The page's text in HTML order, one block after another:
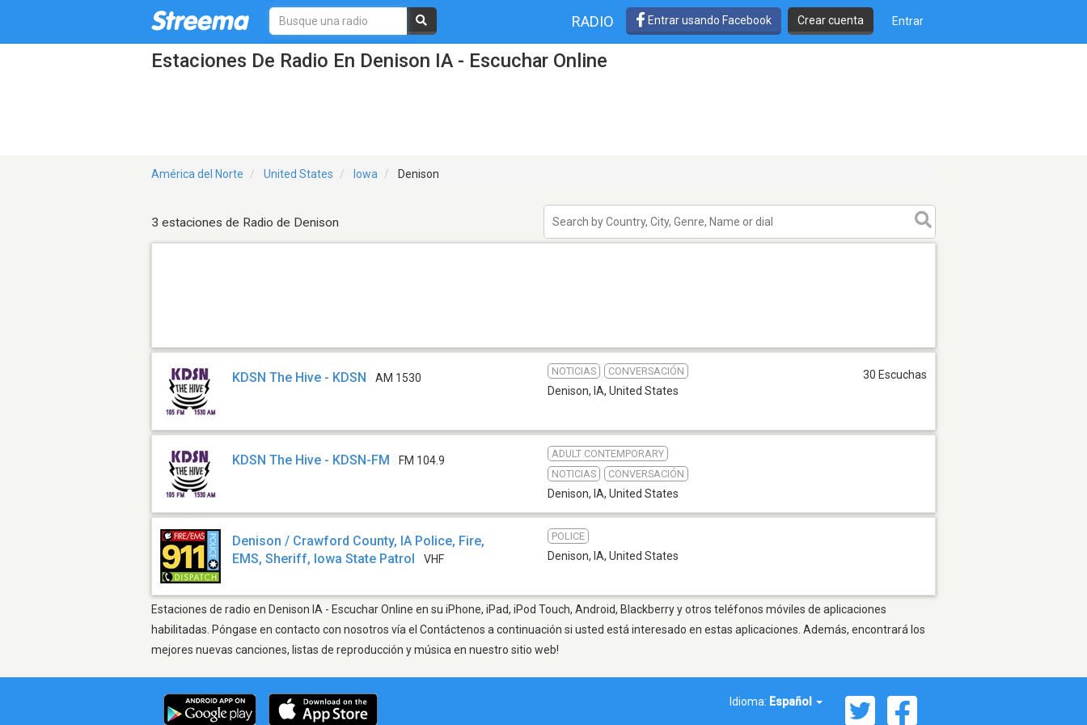
RADIO Entrar usando Facebook Crear cuenta Entrar
Estaciones De Radio En Denison IA - Escuchar Online
América del Norte United States Iowa Denison
3 estaciones de Radio de Denison
KDSN The Hive - KDSN AM 1530
NOTICIAS CONVERSACIÓN
Denison, IA, United States
30 Escuchas
KDSN The Hive - KDSN-FM FM 104.9
ADULT CONTEMPORARY
NOTICIAS
CONVERSACIÓN
Denison, IA, United States
Denison / Crawford County, IA Police, Fire,
EMS, Sheriff, Iowa State Patrol
VHF
POLICE
Denison, IA, United States
Estaciones de radio en Denison IA - Escuchar Online en su iPhone, iPad, iPod Touch, Android, Blackberry y otros teléfonos móviles de aplicaciones
habilitadas. Póngase en contacto con nosotros vía el Contáctenos a continuación si usted está interesado en estas aplicaciones. Además, encontrará los
mejores nuevas canciones, listas de reproducción y música en nuestro sitio web!
Idioma: Español